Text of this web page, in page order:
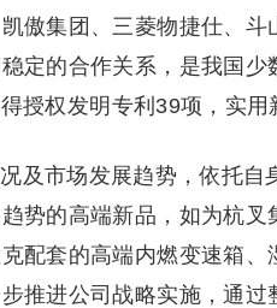
傲集团、三菱物捷仕、
定的合作关系，是我国
授权发明专利39项，实用
及市场发展趋势，依托自
势的高端新品，如为杭
配套的高端内燃变速箱
推进公司战略实施，通过